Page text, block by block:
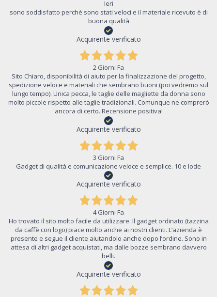
Ieri
sono soddisfatto perchè sono stati veloci e il materiale ricevuto è di
buona qualità
Acquirente verificato
2 Giorni Fa
Sito Chiaro, disponibilità di aiuto per la finalizzazione del progetto,
spedizione veloce e materiali che sembrano buoni (poi vedremo sul
lungo tempo). Unica pecca, le taglie delle magliette da donna sono
molto piccole rispetto alle taglie tradizionali. Comunque ne comprerò
ancora di certo. Recensione positiva!
Acquirente verificato
3 Giorni Fa
Gadget di qualità e comunicazione veloce e semplice. 10 e lode
Acquirente verificato
4 Giorni Fa
Ho trovato il sito molto facile da utilizzare. Il gadget ordinato (tazzina
da caffè con logo) piace molto anche ai nostri clienti. L’azienda è
presente e segue il cliente aiutandolo anche dopo l’ordine. Sono in
attesa di altri gadget acquistati, ma dalle bozze sembrano davvero
belli.
Acquirente verificato